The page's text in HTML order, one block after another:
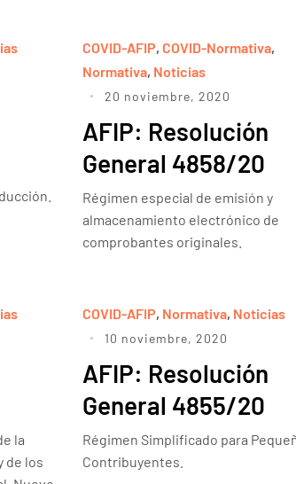
COVID-AFIP, COVID-Normativa,
Normativa, Noticias
20 noviembre, 2020
AFIP: Resolución
General 4858/20
Régimen especial de emisión y
almacenamiento electrónico de
comprobantes originales.
la
de los
COVID-AFIP, Normativa, Noticias
10 noviembre, 2020
AFIP: Resolución
General 4855/20
Régimen Simplificado para
Contribuyentes.